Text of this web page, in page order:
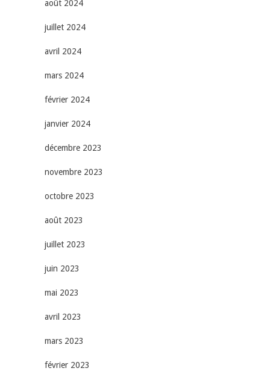
août 2024
juillet 2024
avril 2024
mars 2024
février 2024
janvier 2024
décembre 2023
novembre 2023
octobre 2023
août 2023
juillet 2023
juin 2023
mai 2023
avril 2023
mars 2023
février 2023